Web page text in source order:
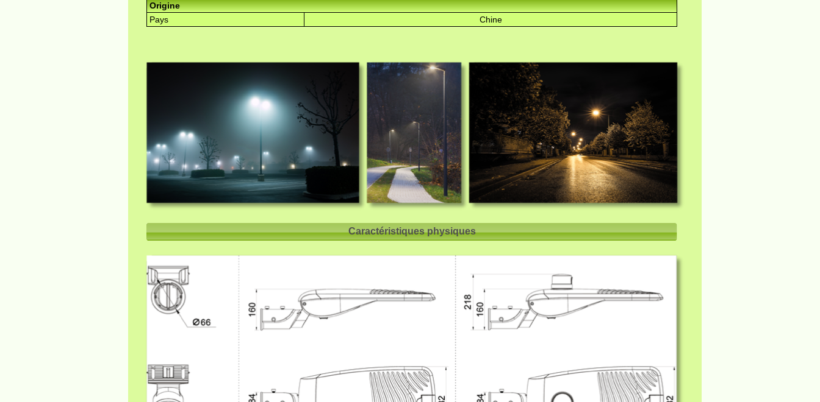
Origine
Pays
Chine
Caractéristiques physiques